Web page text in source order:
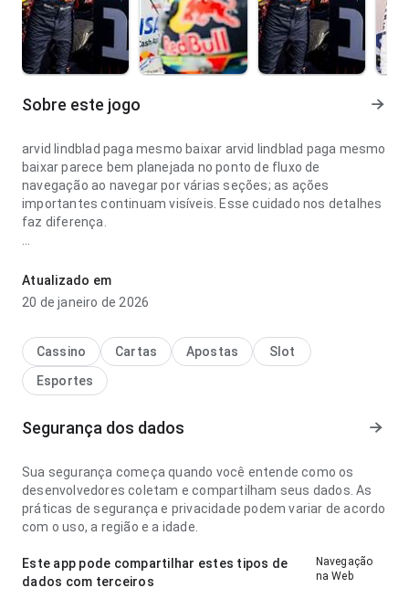
Sobre este jogo
arvid lindblad paga mesmo baixar arvid lindblad paga mesmo
baixar parece bem planejada no ponto de fluxo de
navegação ao navegar por várias seções; as ações
importantes continuam visíveis. Esse cuidado nos detalhes
faz diferença.
de fluxo de navegação para um visitante novo; a página
parece completa sem ficar pesada. O resultado geral
parece prático e maduro.
Atualizado em
20 de janeiro de 2026
Cassino Cartas Apostas
Slot
Esportes
Segurança dos dados
Sua segurança começa quando você entende como os
desenvolvedores coletam e compartilham seus dados. As
práticas de segurança e privacidade podem variar de acordo
com o uso, a região e a idade.
Este app pode compartilhar estes tipos de
dados com terceiros
Navegação
na Web